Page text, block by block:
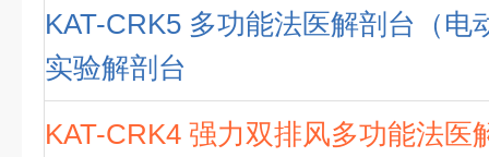
KAT-CRK5 多功能法医解剖台（电
实验解剖台
KAT-CRK4 强力双排风多功能法医